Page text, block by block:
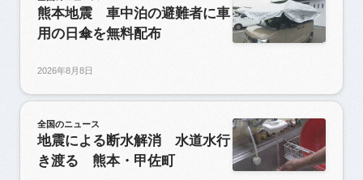
熊本地震 車中泊の避難者に車
用の日傘を無料配布
2026年8月8日
全国のニュース
地震による断水解消 水道水行
き渡る 熊本・甲佐町